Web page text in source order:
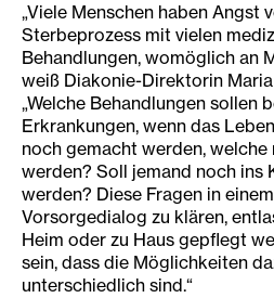
„Viele Menschen haben Angst
Sterbeprozess mit vielen
Behandlungen, womöglich an
weiß Diakonie-Direktorin
„Welche Behandlungen sollen
Erkrankungen, wenn das
noch gemacht werden,
werden? Soll jemand noch ins
werden? Diese Fragen in
Vorsorgedialog zu klären,
Heim oder zu Haus gepflegt
sein, dass die Möglichkeiten
unterschiedlich sind.“